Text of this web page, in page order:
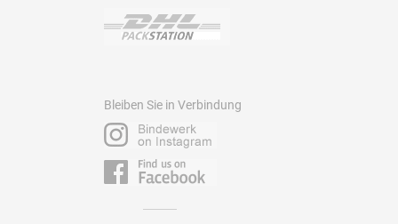
Bleiben Sie in Verbindung